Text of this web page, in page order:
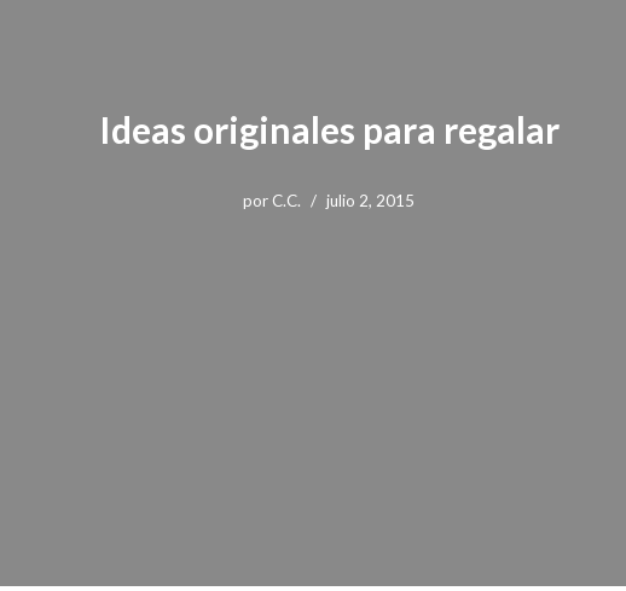
Ideas originales para regalar
por C.C. julio 2, 2015